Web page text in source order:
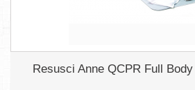
Resusci Anne QCPR Full